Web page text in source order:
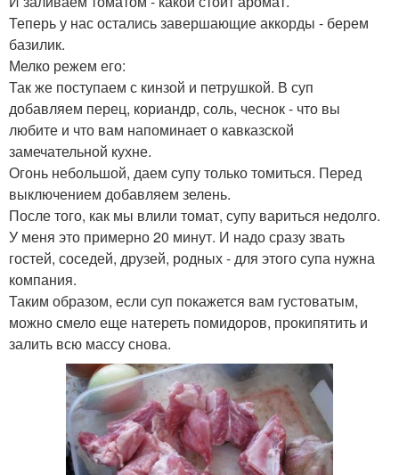
Теперь у нас остались завершающие аккорды - берем
базилик.
Мелко режем его:
Так же поступаем с кинзой и петрушкой. В суп
добавляем перец, кориандр, соль, чеснок - что вы
любите и что вам напоминает о кавказской
замечательной кухне.
Огонь небольшой, даем супу только томиться. Перед
выключением добавляем зелень.
После того, как мы влили томат, супу вариться недолго.
У меня это примерно 20 минут. И надо сразу звать
гостей, соседей, друзей, родных - для этого супа нужна
компания.
Таким образом, если суп покажется вам густоватым,
можно смело еще натереть помидоров, прокипятить и
залить всю массу снова.